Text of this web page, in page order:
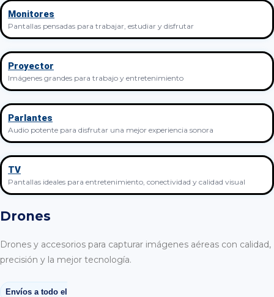
Monitores
Pantallas pensadas para trabajar, estudiar y disfrutar
Proyector
Imágenes grandes para trabajo y entretenimiento
Parlantes
Audio potente para disfrutar una mejor experiencia sonora
TV
Pantallas ideales para entretenimiento, conectividad y calidad visual
Drones
Drones y accesorios para capturar imágenes aéreas con calidad,
precisión y la mejor tecnología.
Envíos a todo el